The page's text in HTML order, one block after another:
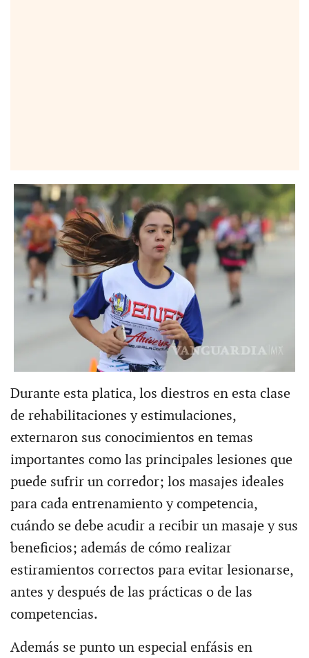
Durante esta platica, los diestros en esta clase
de rehabilitaciones y estimulaciones,
externaron sus conocimientos en temas
importantes como las principales lesiones que
puede sufrir un corredor; los masajes ideales
para cada entrenamiento y competencia,
cuándo se debe acudir a recibir un masaje y sus
beneficios; además de cómo realizar
estiramientos correctos para evitar lesionarse,
antes y después de las prácticas o de las
competencias.
Además se punto un especial enfásis en